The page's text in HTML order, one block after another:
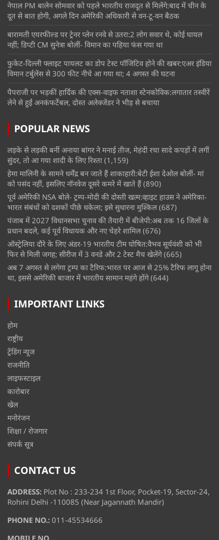
नेपाल PM बालेन सोमवार को पहले भारतीय राजदूत से मिलेंगे:बाद में चीन के
दूत से बात होगी, अगले दिन अमेरिकी अधिकारी से वन-टू-वन बैठक
बारामती एयरफील्ड पर ट्रेनर प्लेन रनवे से उतरा:2 लोग सवार थे, कोई घायल
नहीं; डिप्टी CM सुनेत्रा बोलीं- विमान का पहिया फंस गया था
फुकेट-दिल्ली फ्लाइट पायलट का डोप टेस्ट पॉजिटिव होने की खबर:एअर इंडिया
विमान टर्बुलेंस से 300 फीट नीचे आ गया था; 4 अगस्त की घटना
पैपराजी पर भड़कीं हार्दिक की एक्स-वाइफ नताशा स्टेनकोविक:लगातार तस्वीरें
लेने से हुईं अनकंफर्टेबल, दोस्त अलेक्जेंडर ने भीड़ से बचाया
POPULAR NEWS
लड़के से लड़की बनीं अनाया बांगर ने मनाई तीज, मेहंदी रचा सादे कपड़ों में लगीं
सुंदर, तो आ गया शादी के लिए रिश्ता (1,159)
हेमा मालिनी के सामने धर्मेंद्र बन जाते हैं शाकाहारी:बेटी ईशा देओल बोलीं- मां
को पसंद नहीं, इसलिए नॉनवेज दूसरे कमरे में खाते हैं (890)
पूर्व अमेरिकी NSA बोले- ट्रम्प-मोदी की दोस्ती खत्म:व्हाइट हाउस ने अमेरिका-
भारत संबंधों को दशकों पीछे धकेला; इसे सुधारना मुश्किल (687)
पंजाब में 2027 विधानसभा चुनाव की तैयारी में बीजेपी:अब तक 16 जिलों के
प्रधान बदले, कई पूर्व विधायक और नए चेहरे शामिल (676)
ऑस्ट्रेलिया दौरे के लिए अंडर-19 भारतीय टीम घोषित:वैभव सूर्यवंशी को भी
फिर से मिली जगह; सीरीज में 3 वनडे और 2 टेस्ट मैच खेलेंगे (665)
अब 7 अगस्त से लगेगा ट्रम्प का टैरिफ:भारत पर आज से 25% टैरिफ लागू होना
था, इससे अमेरिकी बाजार में भारतीय सामान महंगे होंगे (644)
IMPORTANT LINKS
होम
राष्ट्रीय
ट्रेंडिंग न्यूज
राजनीति
लाइफस्टाइल
कारोबार
खेल
मनोरंजन
शिक्षा / रोजगार
संपर्क सूत्र
CONTACT US
ADDRESS: Plot No : 233-234 1st Floor, Pocket-19, Sector-24,
Rohini Delhi -110085 (Near Jagannath Mandir)
PHONE NO.: 011-45534666